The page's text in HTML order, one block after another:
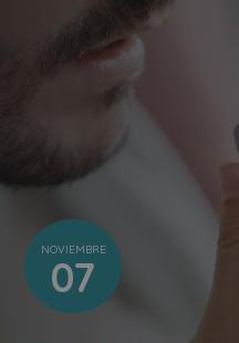
NOVIEMBRE
07